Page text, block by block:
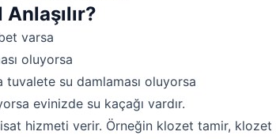
Anlaşılır?
varsa
oluyorsa
tuvalete su damlaması oluyorsa
evinizde su kaçağı vardır.
hizmeti verir. Örneğin klozet tamir, klozet